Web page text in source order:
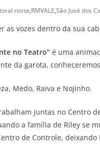
norte,RMVALE,São José dos
as vozes dentro da sua
no Teatro” é uma
da garota,
Medo, Raiva e Nojinho.
juntas no Centro
a família de Riley se
de Controle,